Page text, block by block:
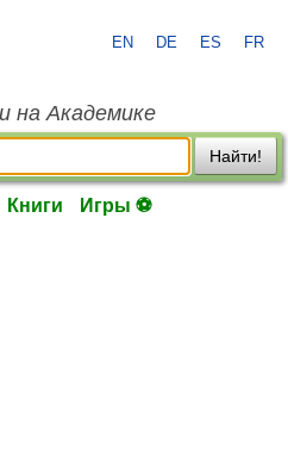
EN DE ES FR
на Академике
Найти!
Книги Игры ⚽